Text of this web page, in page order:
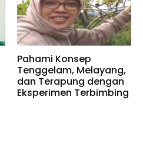
Pahami Konsep
Tenggelam, Melayang,
dan Terapung dengan
Eksperimen Terbimbing